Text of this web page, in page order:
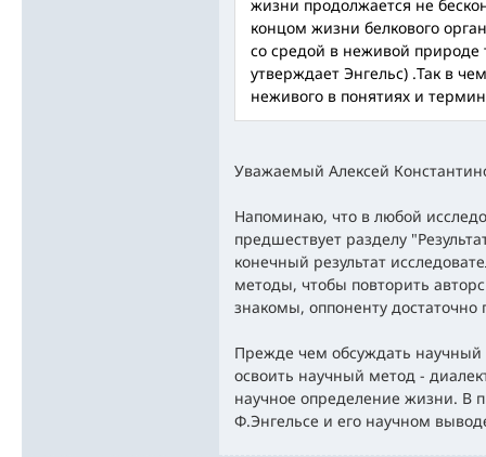
жизни продолжается не
концом жизни белкового
со средой в неживой природе
утверждает Энгельс) .Так в
неживого в понятиях и
Уважаемый Алексей
Напоминаю, что в любой
предшествует разделу
конечный результат
методы, чтобы повторить
знакомы, оппоненту достаточно
Прежде чем обсуждать научный
освоить научный метод -
научное определение жизни. В
Ф.Энгельсе и его научном